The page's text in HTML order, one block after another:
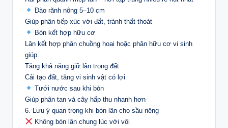
Đào rãnh nông 5–10 cm
Giúp phân tiếp xúc với đất, tránh thất thoát
Bón kết hợp hữu cơ
Lân kết hợp phân chuồng hoai hoặc phân hữu cơ vi sinh
giúp:
Tăng khả năng giữ lân trong đất
Cải tạo đất, tăng vi sinh vật có lợi
Tưới nước sau khi bón
Giúp phân tan và cây hấp thu nhanh hơn
6. Lưu ý quan trọng khi bón lân cho sầu riêng
Không bón lân chung lúc với vôi